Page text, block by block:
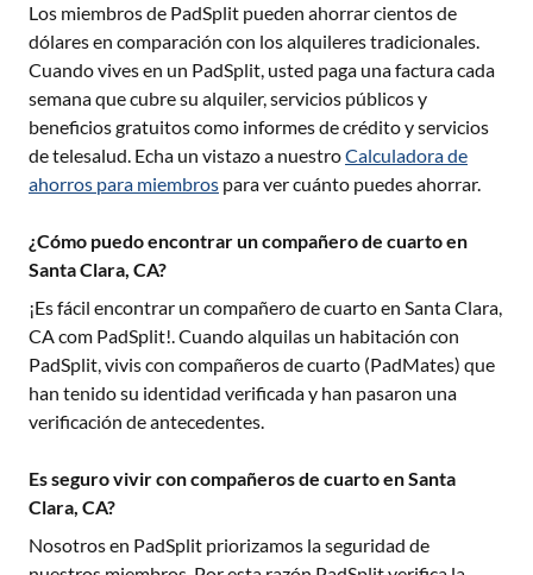
Los miembros de PadSplit pueden ahorrar cientos de
dólares en comparación con los alquileres tradicionales.
Cuando vives en un PadSplit, usted paga una factura cada
semana que cubre su alquiler, servicios públicos y
beneficios gratuitos como informes de crédito y servicios
de telesalud. Echa un vistazo a nuestroCalculadora de
ahorros para miembros para ver cuánto puedes ahorrar.
¿Cómo puedo encontrar un compañero de cuarto en
Santa Clara, CA?
¡Es fácil encontrar un compañero de cuarto en Santa Clara,
CAcom PadSplit!. Cuando alquilas un habitación con
PadSplit, vivis con compañeros de cuarto (PadMates) que
han tenido su identidad verificada y han pasaron una
verificación de antecedentes.
Es seguro vivir con compañeros de cuarto en Santa
Clara, CA?
Nosotros en PadSplit priorizamos la seguridad de